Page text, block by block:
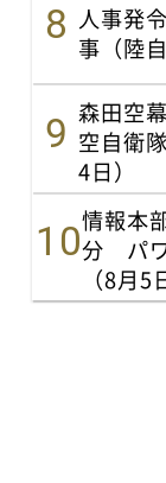
人事発
事（陸
森田空
空自衛
4日）
情報本
分 パワ
（8月5